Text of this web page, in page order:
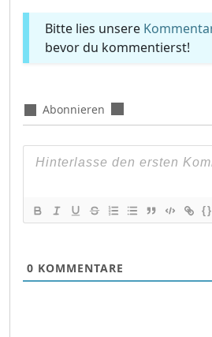
Bitte lies unsere
bevor du kommentierst!
Abonnieren
{}
0 KOMMENTARE